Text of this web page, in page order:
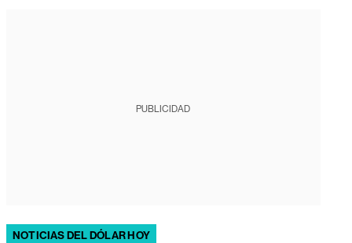
PUBLICIDAD
NOTICIAS DEL DÓLAR HOY